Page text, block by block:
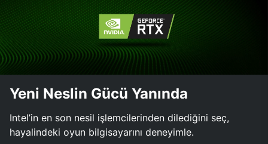
Yeni Neslin Gücü Yanında
Intel’in en son nesil işlemcilerinden dilediğini seç,
hayalindeki oyun bilgisayarını deneyimle.